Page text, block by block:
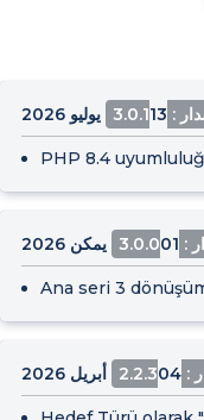
: 3.0.1 13 يوليو 2026
PHP 8.4
01 يمكن 2026
Ana seri 3
04 أبريل 2026